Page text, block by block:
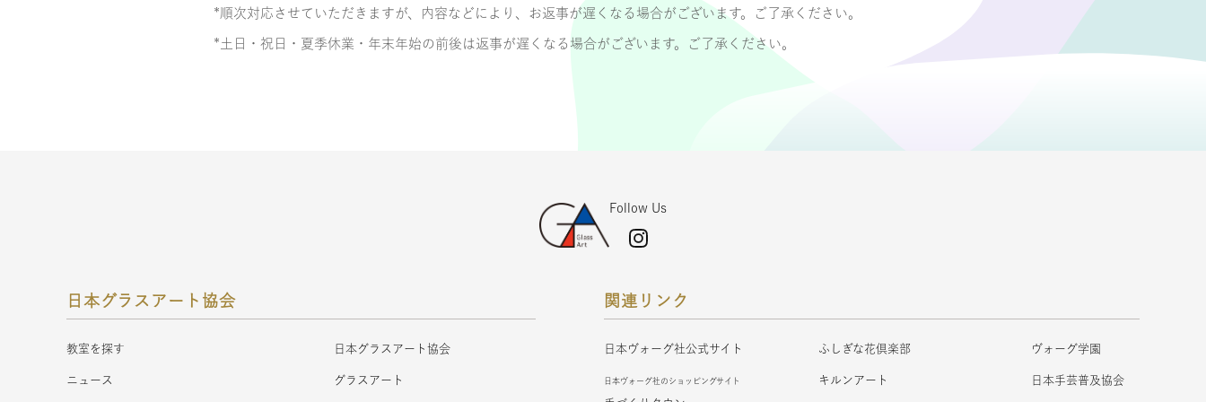
*順次対応させていただきますが、内容などにより、お返事が遅くなる場合がございます。ご了承ください。
*土日・祝日・夏季休業・年末年始の前後は返事が遅くなる場合がございます。ご了承ください。
Follow Us
日本グラスアート協会
教室を探す
ニュース
日本グラスアート協会
グラスアート
関連リンク
日本ヴォーグ社公式サイト
日本ヴォーグ社のショッピングサイト
ふしぎな花倶楽部
キルンアート
ヴォーグ学園
日本手芸普及協会